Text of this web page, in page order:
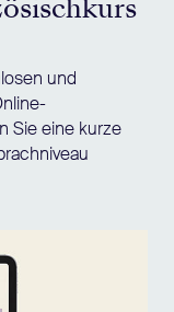
und
Sie eine kurze